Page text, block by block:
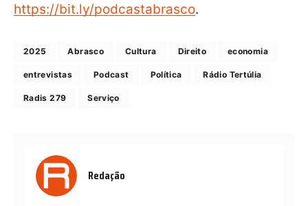
https://bit.ly/podcastabrasco.
2025 Abrasco Cultura Direito economia
entrevistas Podcast Política Rádio Tertúlia
Radis 279 Serviço
Redação